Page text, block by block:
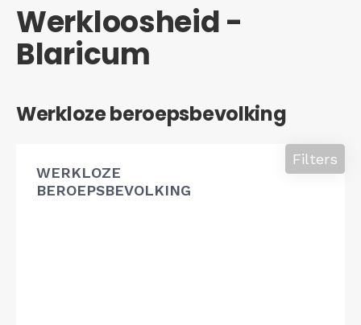
Werkloosheid -
Blaricum
Werkloze beroepsbevolking
WERKLOZE
BEROEPSBEVOLKING
Filters